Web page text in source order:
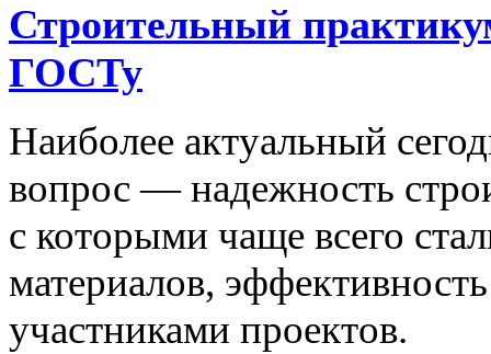
Строительный
ГОСТу
Наиболее актуальный
вопрос — надежность
с которыми чаще всего
материалов,
участниками проектов.